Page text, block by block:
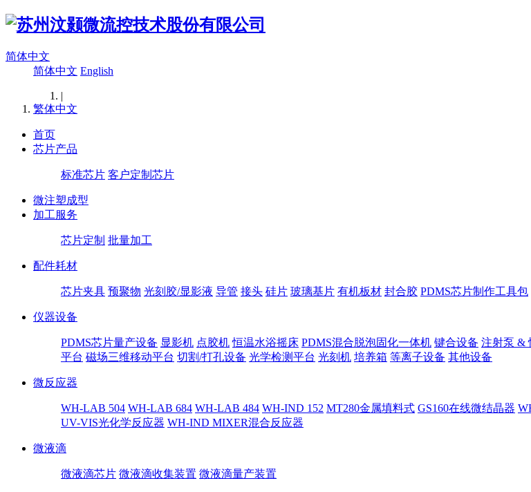
简体中文
简体中文 English
|
繁体中文
首页
芯片产品
标准芯片 客户定制芯片
微注塑成型
加工服务
芯片定制 批量加工
配件耗材
芯片夹具 预聚物 光刻胶/显影液 导管 接头 硅片 玻璃基片 有机板材 封合胶 PDMS芯片制作工具包
仪器设备
PDMS芯片量产设备 显影机 点胶机 恒温水浴摇床 PDMS混合脱泡固化一体机 键合设备 注射泵 &
平台 磁场三维移动平台 切割/打孔设备 光学检测平台 光刻机 培养箱 等离子设备 其他设备
微反应器
WH-LAB 504 WH-LAB 684 WH-LAB 484 WH-IND 152 MT280金属填料式 GS160在线微结晶器
UV-VIS光化学反应器 WH-IND MIXER混合反应器
微液滴
微液滴芯片 微液滴收集装置 微液滴量产装置